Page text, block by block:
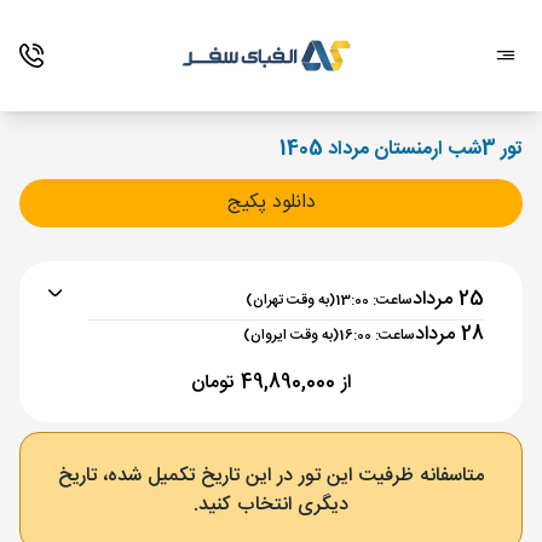
تور 3شب ارمنستان مرداد 1405
دانلود پکیج
25 مرداد ساعت: 13:00 (به وقت تهران)
28 مرداد ساعت: 16:00 (به وقت ایروان)
از 49,890,000 تومان
برنامه رفت :
فرودگاه بین‌المللی امام خمینی IKA
متاسفانه ظرفیت این تور در این تاریخ تکمیل شده، تاریخ
دیگری انتخاب کنید.